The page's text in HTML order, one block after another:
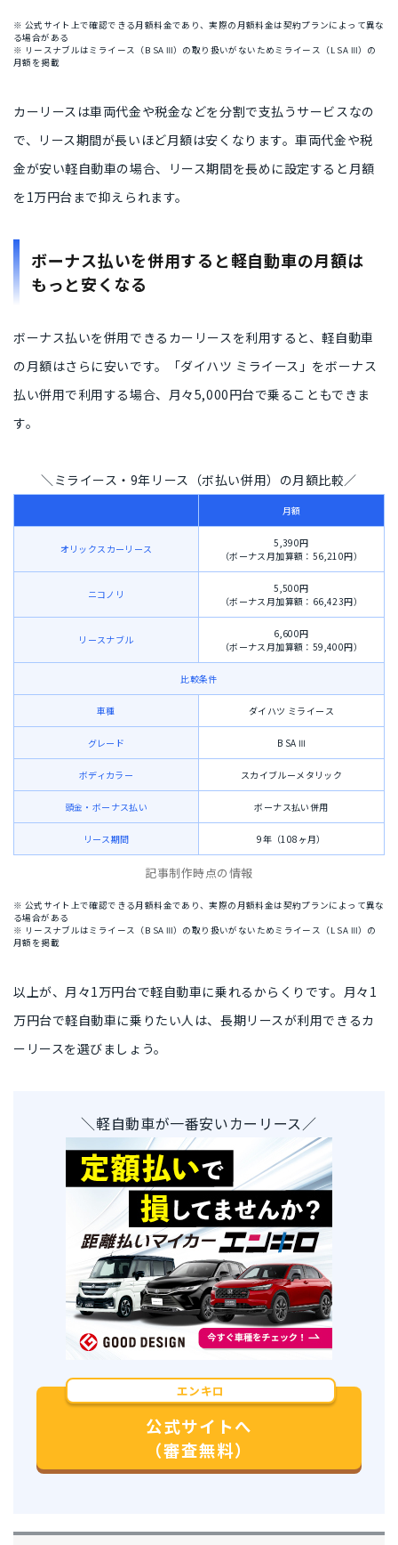
※ 公式サイト上で確認できる月額料金であり、実際の月額料金は契約プランによって異な
る場合がある
※ リースナブルはミライース（B SA Ⅲ）の取り扱いがないためミライース（L SA Ⅲ）の
月額を掲載
カーリースは車両代金や税金などを分割で支払うサービス なの
で、
リース期間が長いほど月額は安くなります。車両代金や税
金が安い軽自動車の場合、リース期間を長めに設定すると 月額
を1万円台まで抑えられます。
ボーナス払いを併用すると軽自動車の月額は
もっと安くなる
ボーナス払いを併用できるカーリース を利用すると、軽自動車
の月額はさらに安いです。「ダイハツ ミライース」をボーナス
払い併用で利用する場合、 月々5,000円台で乗ることもできま
す。
＼ミライース・9年リース（ボ払い併用）の月額比較／
月額
オリックスカーリース
5,390円
（ボーナス月加算額：56,210円）
ニコノリ
5,500円
（ボーナス月加算額：66,423円）
リースナブル
6,600円
（ボーナス月加算額：59,400円）
比較条件
車種 ダイハツ ミライース
グレード B SA Ⅲ
ボディカラー スカイブルーメタリック
頭金・ボーナス払い ボーナス払い併用
リース期間 9年（108ヶ月）
記事制作時点の情報
※ 公式サイト上で確認できる月額料金であり、実際の月額料金は契約プランによって異な
る場合がある
※ リースナブルはミライース（B SA Ⅲ）の取り扱いがないためミライース（L SA Ⅲ）の
月額を掲載
以上が、月々1万円台で軽自動車に乗れるからくりです。月々1
万円台で軽自動車に乗りたい人は、 長期リースが利用できるカ
ーリースを選びましょう。
＼軽自動車が一番安いカーリース／
エンキロ
公式サイトへ
（審査無料）